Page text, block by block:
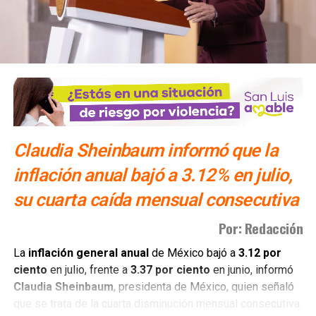
probatoriospara otorgar el arraigo domiciliario,
ratificando la reclusión.
El equipo legal del exgobernador se acogió a la duplicidad
del término constitucional, por lo que la resolución sobre
su vinculación a proceso se definirá la próxima semana. En
su intervención frente a la autoridad judicial, el
señalamientos del Ministerio Público de la Federación:
Ayer fui detenido a las 10 de la mañana después de
12 años de la desaparición de los normalistas… Nunca
me he escondido“.
Detienen al ex gobernador Angel Aguirre por
caso Ayotzinapa
Claudia Sheinbaum informó que la
inflación anual bajó a 3.12% en julio,
su cuarta caída mensual consecutiva
Por: Redacción
La inflación general anualde México bajó a 3.12 por
ciento en julio, frente a 3.37 por ciento en junio, informó
Claudia Sheinbaum, presidenta de México, quien señaló
que se trata de la cuarta disminución mensual consecutiva.